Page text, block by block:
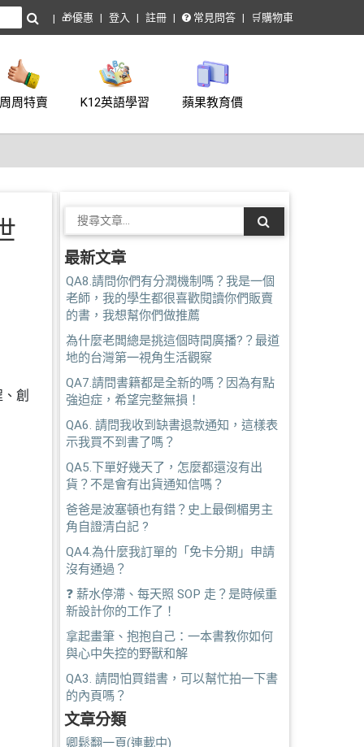
🎁優惠 登入 註冊 常見問答 🛒購物車
周周特賣 K12英語學習 蘋果教育價
創
最新文章
QA8.請問你們有分潤機制嗎？我是一個
老師，我的學生都很喜歡閱讀你們販賣
的書，我想幫你們做推薦
為什麼老闆總是挑這個時間廣播?？最道
地的台灣第一視角生活觀察
QA7.請問書籍都是全新的嗎？因為有點
強迫症，希望完整無損！
QA6. 請問我收到缺書退款通知，這樣表
示我買不到書了嗎？
QA5.下單好幾天了，怎麼都還沒有出
貨？不是會有出貨通知信嗎？
爸爸是波塞頓也有錯？史上最倒楣男主
角自證清白記 ?
QA4.為什麼我訂單的「免卡分期」申請
沒有通過？
❓ 薪水停滯、每天照 SOP 走？是時候重
新設計你的工作了！
拿起畫筆、抱抱自己：一本書教你如何
與心中失控的野獸和解
QA3. 請問怕買錯書，可以幫忙拍一下書
的內頁嗎？
文章分類
卿鬆翻一頁(連載中)